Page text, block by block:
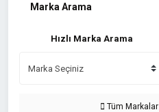
Marka Arama
Hızlı Marka Arama
Tüm Markalar